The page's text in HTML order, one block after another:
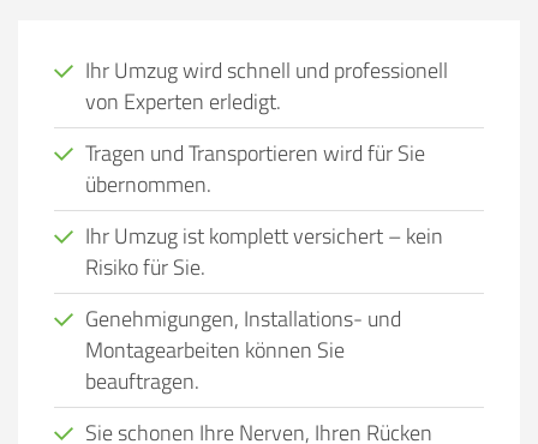
Ihr Umzug wird schnell und professionell
von Experten erledigt.
Tragen und Transportieren wird für Sie
übernommen.
Ihr Umzug ist komplett versichert – kein
Risiko für Sie.
Genehmigungen, Installations- und
Montagearbeiten können Sie
beauftragen.
Sie schonen Ihre Nerven, Ihren Rücken